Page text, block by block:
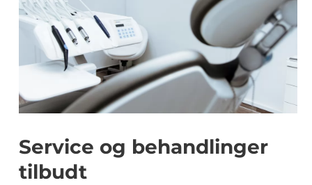
Service og behandlinger
tilbudt